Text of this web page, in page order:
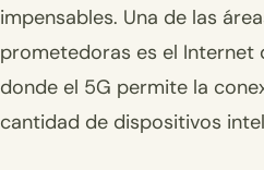
impensables. Una de las
prometedoras es el Internet
donde el 5G permite la
cantidad de dispositivos